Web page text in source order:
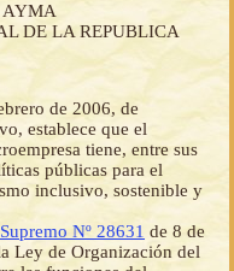
AYMA
DE LA REPUBLICA
de 2006, de
establece que el
tiene, entre sus
públicas para el
inclusivo, sostenible y
Nº 28631 de 8 de
Ley de Organización del